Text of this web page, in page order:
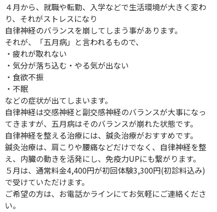
４月から、就職や転勤、入学などで生活環境が大きく変わ
り、それがストレスになり
自律神経のバランスを崩してしまう事があります。
それが、「五月病」と言われるもので、
・疲れが取れない
・気分が落ち込む・やる気が出ない
・食欲不振
・不眠
などの症状が出てしまいます。
自律神経は交感神経と副交感神経のバランスが大事になっ
てきますが、五月病はそのバランスが崩れた状態です。
自律神経を整える治療には、鍼灸治療がおすすめです。
鍼灸治療は、肩こりや腰痛などだけでなく、自律神経を整
え、内臓の動きを活発にし、免疫力UPにも繋がります。
５月は、通常料金4,400円が初回体験3,300円(初診料込み)
で受けていただけます。
ご希望の方は、お電話かラインにてお気軽にご連絡くださ
い。